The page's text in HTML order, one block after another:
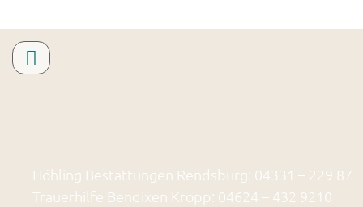
Höhling Bestattungen Rendsburg: 04331 – 229 87
Trauerhilfe Bendixen Kropp: 04624 – 432 9210